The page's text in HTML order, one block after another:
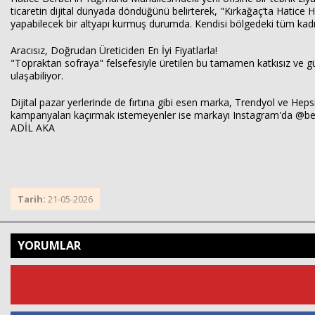
ticaretin dijital dünyada döndüğünü belirterek, "Kırkağaç’ta Hatice
yapabilecek bir altyapı kurmuş durumda. Kendisi bölgedeki tüm
Aracısız, Doğrudan Üreticiden En İyi Fiyatlarla!
"Topraktan sofraya" felsefesiyle üretilen bu tamamen katkısız ve
ulaşabiliyor.
Dijital pazar yerlerinde de fırtına gibi esen marka, Trendyol ve
kampanyaları kaçırmak istemeyenler ise markayı Instagram'da
ADİL AKA
Tarih: 21-05-2026
YORUMLAR